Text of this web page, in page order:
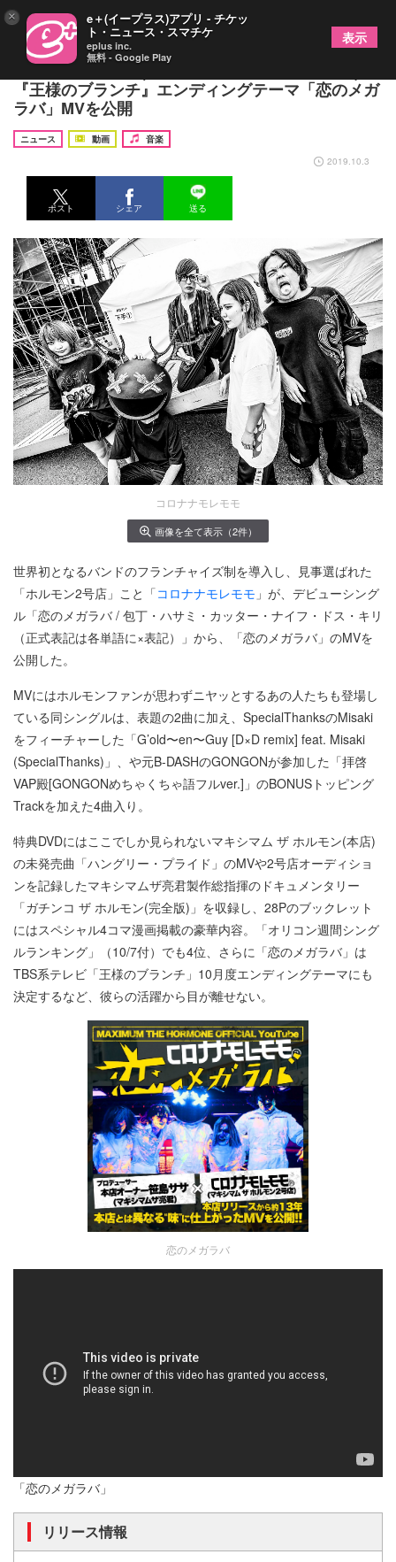
コロナナモレモモ(マキシマム ザ ホルモン2号店)、
『王様のブランチ』エンディングテーマ「恋のメガ
ラバ」MVを公開
ニュース 動画
音楽
2019.10.3
ポスト シェア 送る
コロナナモレモモ
画像を全て表示（2件）
世界初となるバンドのフランチャイズ制を導入し、見事選ばれた
「ホルモン2号店」こと「コロナナモレモモ 」が、デビューシング
ル「恋のメガラバ / 包丁・ハサミ・カッター・ナイフ・ドス・キリ
（正式表記は各単語に×表記）」から、「恋のメガラバ」のMVを
公開した。
MVにはホルモンファンが思わずニヤッとするあの人たちも登場し
ている同シングルは、表題の2曲に加え、SpecialThanksのMisaki
をフィーチャーした「G’old〜en〜Guy [D×D remix] feat. Misaki
(SpecialThanks)」、や元B-DASHのGONGONが参加した「拝啓
VAP殿[GONGONめちゃくちゃ語フルver.]」のBONUSトッピング
Trackを加えた4曲入り。
特典DVDにはここでしか見られないマキシマム ザ ホルモン(本店)
の未発売曲「ハングリー・プライド」のMVや2号店オーディショ
ンを記録したマキシマムザ亮君製作総指揮のドキュメンタリー
「ガチンコ ザ ホルモン(完全版)」を収録し、28Pのブックレット
にはスペシャル4コマ漫画掲載の豪華内容。「オリコン週間シング
ルランキング」（10/7付）でも4位、さらに「恋のメガラバ」は
TBS系テレビ「王様のブランチ」10月度エンディングテーマにも
決定するなど、彼らの活躍から目が離せない。
恋のメガラバ
「恋のメガラバ」
リリース情報
× e＋(イープラス)アプリ - チケッ
ト・ニュース・スマチケ
eplus inc.
無料 - Google Play
表示